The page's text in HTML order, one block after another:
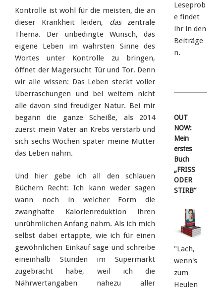
Kontrolle ist wohl für die meisten, die an
dieser Krankheit leiden, daszentrale
Thema. Der unbedingte Wunsch, das
eigene Leben im wahrsten Sinne des
Wortes unter Kontrolle zu bringen,
öffnet der Magersucht Tür und Tor. Denn
wir alle wissen: Das Leben steckt voller
Überraschungen und bei weitem nicht
alle davon sind freudiger Natur. Bei mir
begann die ganze Scheiße, als 2014
zuerst mein Vater an Krebs verstarb und
sich sechs Wochen später meine Mutter
das Leben nahm.
Und hier gebe ich all den schlauen
Büchern Recht: Ich kann weder sagen
wann noch in welcher Form die
zwanghafte Kalorienreduktion ihren
unrühmlichen Anfang nahm. Als ich mich
selbst dabei ertappte, wie ich für einen
gewöhnlichen Einkauf sage und schreibe
eineinhalb Stunden im Supermarkt
zugebracht habe, weil ich die
Nährwertangaben nahezu aller
Leseprob
e findet
ihr in den
Beiträge
n.
OUT
NOW:
Mein
erstes
Buch
„FRISS
ODER
STIRB“
"Lach,
wenn's
zum
Heulen